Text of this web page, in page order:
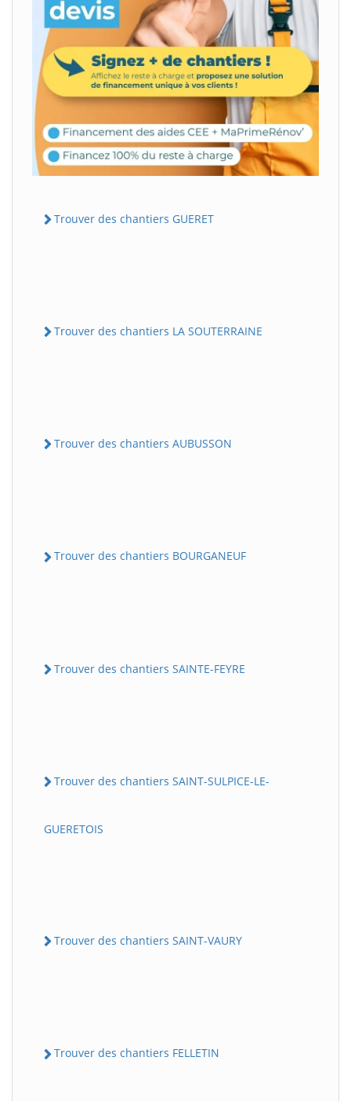
Trouver des chantiers GUERET
Trouver des chantiers LA SOUTERRAINE
Trouver des chantiers AUBUSSON
Trouver des chantiers BOURGANEUF
Trouver des chantiers SAINTE-FEYRE
Trouver des chantiers SAINT-SULPICE-LE-
GUERETOIS
Trouver des chantiers SAINT-VAURY
Trouver des chantiers FELLETIN